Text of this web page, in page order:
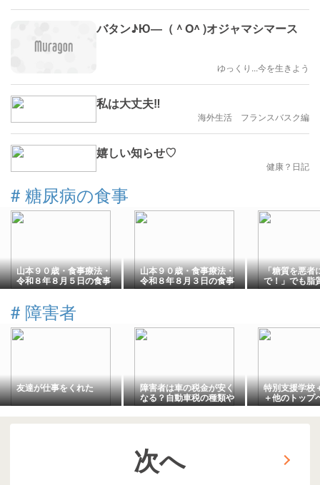
バタン♪Ю―（＾O^ )オジャマシマース
ゆっくり...今を生きよう
私は大丈夫‼️
海外生活 フランスバスク編
嬉しい知らせ♡
健康？日記
# 糖尿病の食事
山本９０歳・食事療法・
令和８年８月５日の食事
山本９０歳・食事療法・
令和８年８月３日の食事
「糖質を悪者
で！」でも脂
するんですか
# 障害者
友達が仕事をくれた 障害者は車の税金が安く
なる？自動車税の種類や
減免となる要件、申請手
続きの流れ
特別支援学校
＋他のトップ
外生活する精
次へ